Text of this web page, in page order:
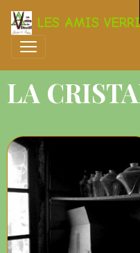
LES AMIS
LA